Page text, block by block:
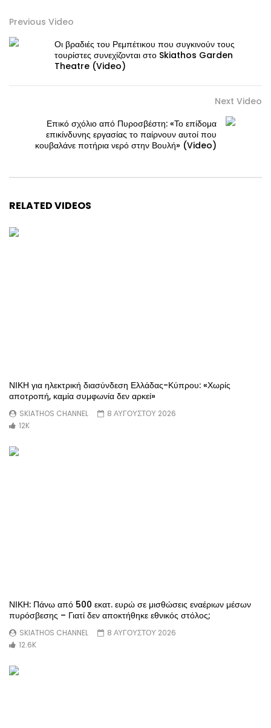
Previous Video
Οι βραδιές του Ρεμπέτικου που συγκινούν τους
τουρίστες συνεχίζονται στο Skiathos Garden
Theatre (Video)
Next Video
Επικό σχόλιο από Πυροσβέστη: «Το επίδομα
επικίνδυνης εργασίας το παίρνουν αυτοί που
κουβαλάνε ποτήρια νερό στην Βουλή» (Video)
RELATED VIDEOS
ΝΙΚΗ για ηλεκτρική διασύνδεση Ελλάδας-Κύπρου: «Χωρίς
αποτροπή, καμία συμφωνία δεν αρκεί»
SKIATHOS CHANNEL
8 ΑΥΓΟΥΣΤΟΥ 2026
12K
ΝΙΚΗ: Πάνω από 500 εκατ. ευρώ σε μισθώσεις εναέριων μέσων
πυρόσβεσης – Γιατί δεν αποκτήθηκε εθνικός στόλος;
SKIATHOS CHANNEL
8 ΑΥΓΟΥΣΤΟΥ 2026
12.6K